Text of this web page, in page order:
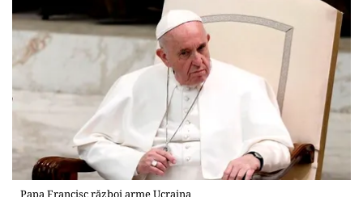
Papa Francisc război arme Ucraina